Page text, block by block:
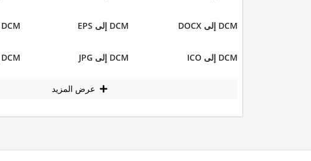
DCM إلى DOCX DCM إلى EPS DCM إلى FLV
DCM إلى ICO DCM إلى JPG DCM إلى MKV
عرض المزيد